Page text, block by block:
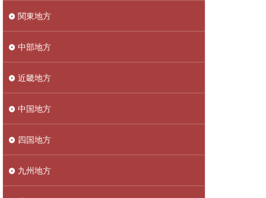
関東地方
中部地方
近畿地方
中国地方
四国地方
九州地方